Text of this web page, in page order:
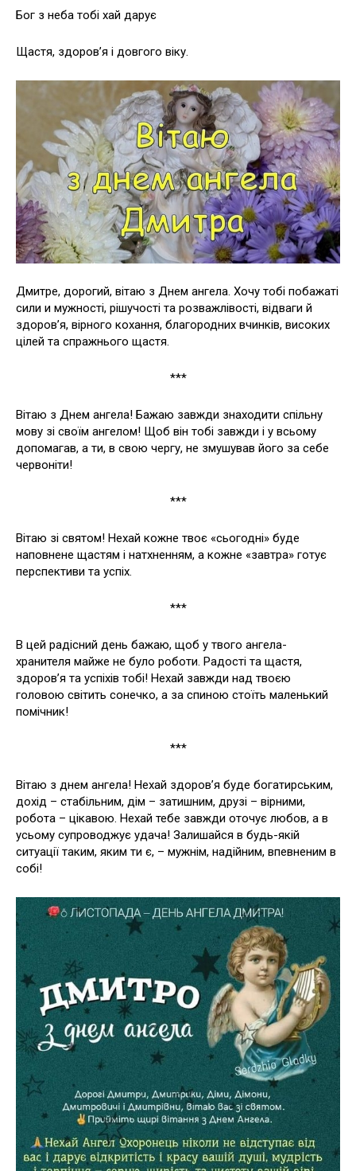
Бог з неба тобі хай дарує
Щастя, здоров’я і довгого віку.
Дмитре, дорогий, вітаю з Днем ангела. Хочу тобі побажаті
сили и мужності, рішучості та розважлівості, відваги й
здоров’я, вірного кохання, благородних вчинків, високих
цілей та спражнього щастя.
***
Вітаю з Днем ангела! Бажаю завжди знаходити спільну
мову зі своїм ангелом! Щоб він тобі завжди і у всьому
допомагав, а ти, в свою чергу, не змушував його за себе
червоніти!
***
Вітаю зі святом! Нехай кожне твоє «сьогодні» буде
наповнене щастям і натхненням, а кожне «завтра» готує
перспективи та успіх.
***
В цей радісний день бажаю, щоб у твого ангела-
хранителя майже не було роботи. Радості та щастя,
здоров’я та успіхів тобі! Нехай завжди над твоєю
головою світить сонечко, а за спиною стоїть маленький
помічник!
***
Вітаю з днем ангела! Нехай здоров’я буде богатирським,
дохід – стабільним, дім – затишним, друзі – вірними,
робота – цікавою. Нехай тебе завжди оточує любов, а в
усьому супроводжує удача! Залишайся в будь-якій
ситуації таким, яким ти є, – мужнім, надійним, впевненим в
собі!